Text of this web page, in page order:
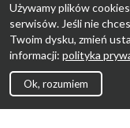
Używamy plików
serwisów. Jeśli nie
Twoim dysku, zmień
informacji: polityka
Ok, rozumiem